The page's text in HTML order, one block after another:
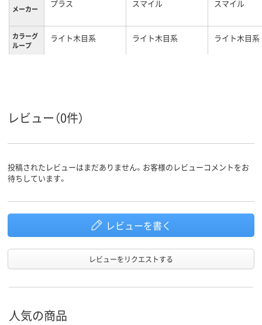
メーカー プラス スマイル スマイル
カラーグ
ループ
ライト木目系 ライト木目系 ライト木目系
レビュー（0件）
投稿されたレビューはまだありません。お客様のレビューコメントをお
待ちしています。
レビューを書く
レビューをリクエストする
人気の商品